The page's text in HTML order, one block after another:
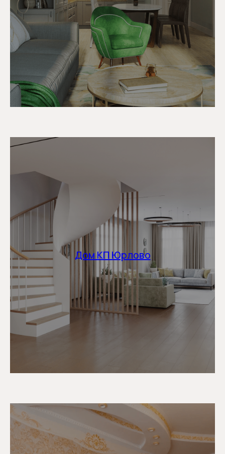
Дом КП Юрлово
дизайнеров
Главная страница
Этапы работы
О студии
Контакты
© Новабелла 2026, все права защищены
*Instagram и WhatsApp принадлежат компании Meta,
запрещенной в РФ
МЕНЮ